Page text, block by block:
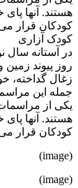
هستند. آنها
کودکان قرار
کودک آزاری
در آستانه سال
روز پیوند
زغال گداخته،
جمله این
یکی از
هستند. آنها
کودکان قرار
(image)
(image)